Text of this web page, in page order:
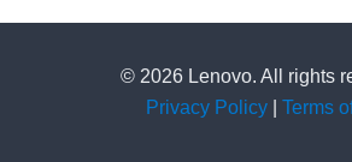
© 2026 Lenovo. All rights
Privacy Policy
Terms